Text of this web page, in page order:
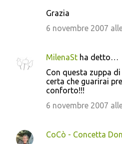
Grazia
6 novembre 2007
MilenaSt ha detto…
Con questa zuppa
certa che guarirai
conforto!!!
6 novembre 2007
CoCò - Concetta